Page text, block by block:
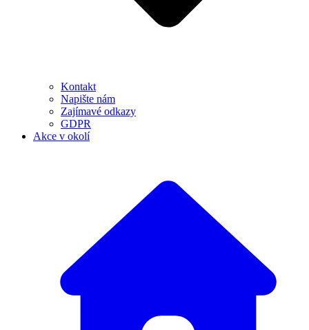
Kontakt
Napište nám
Zajímavé odkazy
GDPR
Akce v okolí